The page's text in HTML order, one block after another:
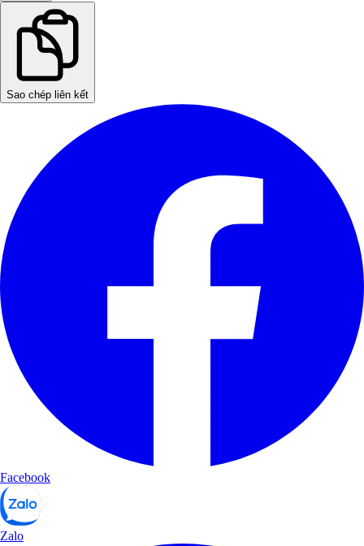
Sao chép liên kết
Facebook
Zalo